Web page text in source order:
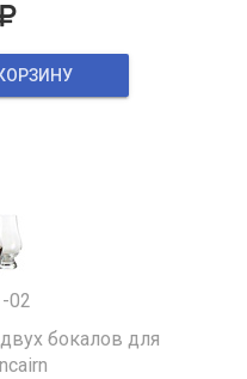
02
бокалов для